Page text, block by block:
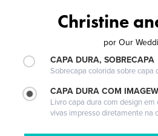
Christine
por Our
CAPA DURA, SOBRECAPA
Sobrecapa colorida sobre capa
CAPA DURA COM
Livro capa dura com design em
vivas impresso diretamente na